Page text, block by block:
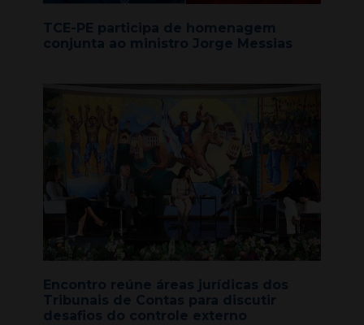
TCE-PE participa de homenagem
conjunta ao ministro Jorge Messias
Encontro reúne áreas jurídicas dos
Tribunais de Contas para discutir
desafios do controle externo